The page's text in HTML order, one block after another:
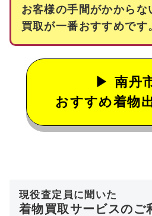
お客様の手間がかからな
買取が一番おすすめです
南丹
おすすめ着物
現役査定員に聞いた
着物買取サービスのご